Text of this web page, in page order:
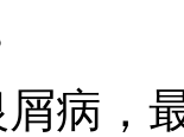
病，